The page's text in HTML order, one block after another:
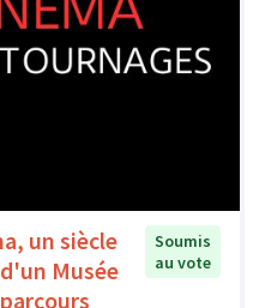
un siècle
Musée
Soumis
au vote